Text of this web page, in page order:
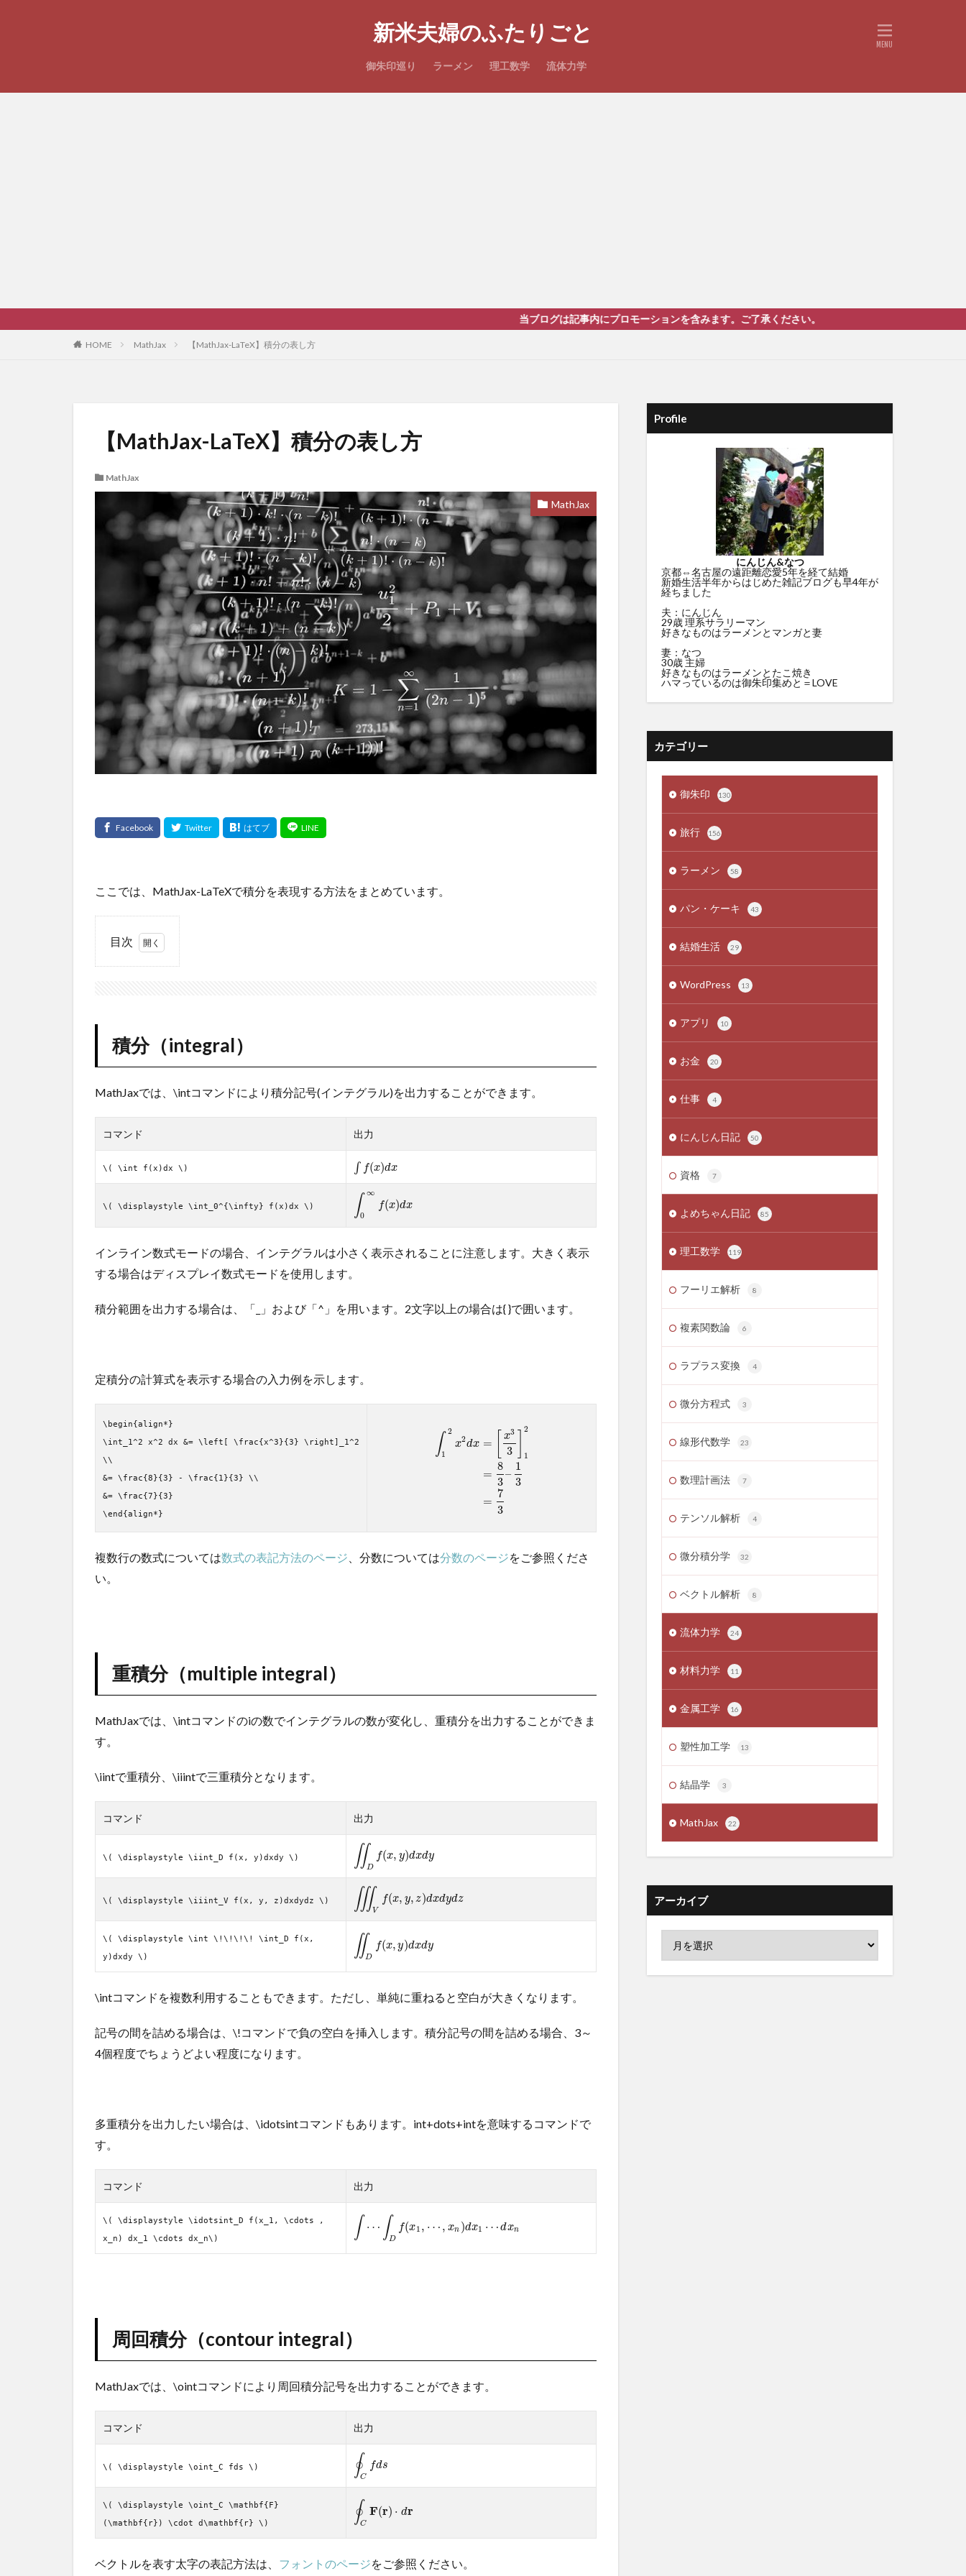
新米夫婦のふたりごと
御朱印巡り ラーメン 理工数学 流体力学
当ブログは記事内にプロモーションを含みます。ご了承ください。
HOME MathJax 【MathJax-LaTeX】積分の表し方
【MathJax-LaTeX】積分の表し方
MathJax
MathJax
ここでは、MathJax-LaTeXで積分を表現する方法をまとめています。
目次
（multiple
integral）
積分
積分（integral）
MathJaxでは、\intコマンドにより積分記号(インテグラル)を出力することができます。
コマンド 出力
\( \int f(x)dx \) ∫ f(x)dx
\( \displaystyle \int_0^{\infty} f(x)dx \) ∫ ∞
0
f(x)dx
インライン数式モードの場合、インテグラルは小さく表示されることに注意します。大きく表示
する場合はディスプレイ数式モードを使用します。
積分範囲を出力する場合は、「_」および「^」を用います。2文字以上の場合は{ }で囲います。
定積分の計算式を表示する場合の入力例を示します。
\begin{align*}
\int_1^2 x^2 dx &= \left[ \frac{x^3}{3} \right]_1^2
\\
&= \frac{8}{3} - \frac{1}{3} \\
&= \frac{7}{3}
\end{align*}
∫ 2
1
x2dx =
x3
3
2
1
=
8
3
–
1
3
=
7
3
複数行の数式については数式の表記方法のページ 、分数については分数のページをご参照くださ
い。
重積分（multiple integral）
MathJaxでは、\intコマンドのiの数でインテグラルの数が変化し、重積分を出力することができま
す。
\iintで重積分、\iiintで三重積分となります。
コマンド 出力
\( \displaystyle \iint_D f(x, y)dxdy \) ∬D
f(x, y)dxdy
\( \displaystyle \iiint_V f(x, y, z)dxdydz \) ∭V
f(x, y, z)dxdydz
\( \displaystyle \int \!\!\!\! \int_D f(x,
y)dxdy \)
∫∫D
f(x, y)dxdy
\intコマンドを複数利用することもできます。ただし、単純に重ねると空白が大きくなります。
記号の間を詰める場合は、\!コマンドで負の空白を挿入します。積分記号の間を詰める場合、3～
4個程度でちょうどよい程度になります。
多重積分を出力したい場合は、\idotsintコマンドもあります。int+dots+intを意味するコマンドで
す。
コマンド 出力
\( \displaystyle \idotsint_D f(x_1, \cdots ,
x_n) dx_1 \cdots dx_n\)
∫ ⋯ ∫D
f(x1 , ⋯ , xn )dx1 ⋯ dxn
周回積分（contour integral）
MathJaxでは、\ointコマンドにより周回積分記号を出力することができます。
コマンド 出力
\( \displaystyle \oint_C fds \) ∮C
fds
\( \displaystyle \oint_C \mathbf{F}
(\mathbf{r}) \cdot d\mathbf{r} \)
∮C
F(r) ⋅ dr
ベクトルを表す太字の表記方法は、 フォントのページをご参照ください。
Profile
にんじん&なつ
京都⇔名古屋の遠距離恋愛5年を経て結婚
新婚生活半年からはじめた雑記ブログも早4年が
経ちました
夫：にんじん
29歳 理系サラリーマン
好きなものはラーメンとマンガと妻
妻：なつ
30歳 主婦
好きなものはラーメンとたこ焼き
ハマっているのは御朱印集めと＝LOVE
カテゴリー
御朱印 130
旅行 156
ラーメン 58
パン・ケーキ 43
結婚生活 29
WordPress 13
アプリ 10
お金 20
仕事 4
にんじん日記 50
資格 7
よめちゃん日記 85
理工数学 119
フーリエ解析 8
複素関数論 6
ラプラス変換 4
微分方程式 3
線形代数学 23
数理計画法 7
テンソル解析 4
微分積分学 32
ベクトル解析 8
流体力学 24
材料力学 11
金属工学 16
塑性加工学 13
結晶学 3
MathJax 22
アーカイブ